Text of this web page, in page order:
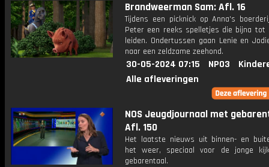
Brandweerman Sam: Afl. 16
Tijdens een picknick op Anna's
Peter een reeks spelletjes die bijna tot
leiden. Ondertussen gaan Lenie en
naar een zeldzame zeehond.
30-05-2024 07:15 NPO3
Alle afleveringen
NOS Jeugdjournaal met
Afl. 150
Het laatste nieuws uit binnen- en
het weer, speciaal voor de jonge
gebarentaal.